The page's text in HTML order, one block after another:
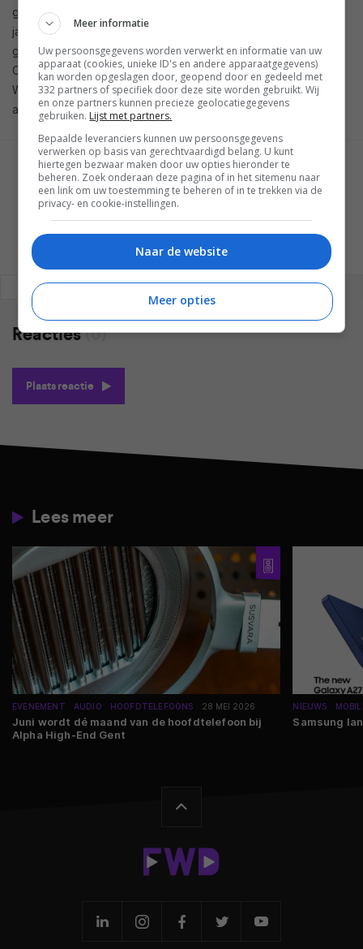
grotere partijen op het gebied van domotica. Zo moet er dit
jaar een api verschijnen waarmee het Formation-systeem
gekoppeld kan worden aan de systemen van onder meer
Crestron, Control4 en Savant. Eerder maakte Bowers &
Wilkins al bekend dat de Home-appop de schop gaaten
aardig wat nieuwe functies krijgt.
GESCHREVEN DOOR
MARTIJN CHEL
REAGEREN REACTIES (0)
Reacties(0)
Plaats reactie
Lees meer
EVENEMENT AUDIO HOOFDTELEFOONS 28 MEI 2026
Juni wordt dé maand van de hoofdtelefoon bij
Alpha High-End Gent
NIEUWS
Samsung
Meer informatie
Uw persoonsgegevens worden verwerkt en informatie van uw
apparaat (cookies, unieke ID's en andere apparaatgegevens)
kan worden opgeslagen door, geopend door en gedeeld met
332 partners of specifiek door deze site worden gebruikt. Wij
en onze partners kunnen precieze geolocatiegegevens
gebruiken. Lijst met partners.
Bepaalde leveranciers kunnen uw persoonsgegevens
verwerken op basis van gerechtvaardigd belang. U kunt
hiertegen bezwaar maken door uw opties hieronder te
beheren. Zoek onderaan deze pagina of in het sitemenu naar
een link om uw toestemming te beheren of in te trekken via de
privacy- en cookie-instellingen.
Naar de website
Meer opties